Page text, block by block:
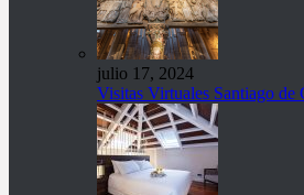
julio 17, 2024
Visitas Virtuales Santiago de